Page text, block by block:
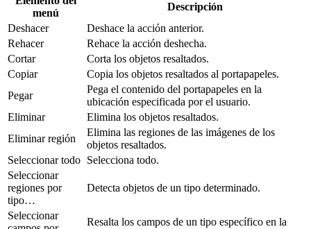
menú
Descripción
Deshacer
Deshace la acción anterior.
Rehacer
Rehace la acción deshecha.
Cortar
Corta los objetos resaltados.
Copiar
Copia los objetos resaltados al portapapeles.
Pegar
Pega el contenido del portapapeles en la
ubicación especificada por el usuario.
Eliminar
Elimina los objetos resaltados.
Eliminar región
Elimina las regiones de las imágenes de los
objetos resaltados.
Seleccionar todo Selecciona todo.
Seleccionar
regiones por
tipo…
Detecta objetos de un tipo determinado.
Seleccionar
Resalta los campos de un tipo específico en la